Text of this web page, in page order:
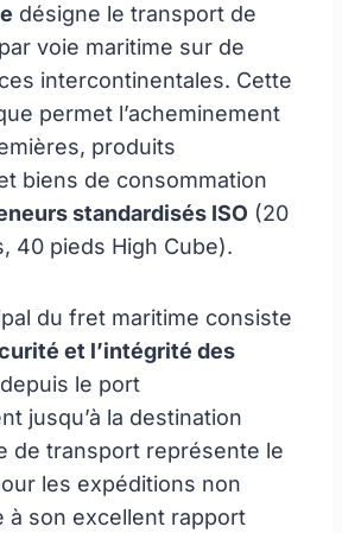
désigne le transport de
voie maritime sur de
intercontinentales. Cette
permet l’acheminement
produits
biens de consommation
standardisés ISO (20
40 pieds High Cube).
du fret maritime consiste
et l’intégrité des
depuis le port
jusqu’à la destination
de transport représente le
les expéditions non
à son excellent rapport